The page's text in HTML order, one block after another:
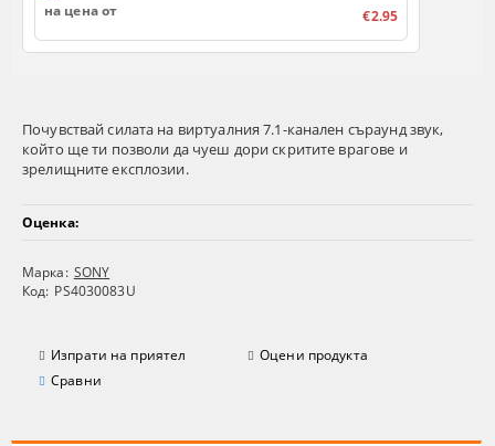
Почувствай силата на виртуалния 7.1-канален съраунд звук,
който ще ти позволи да чуеш дори скритите врагове и
зрелищните експлозии.
Оценка:
Марка: SONY
Код: PS4030083U
Изпрати на приятел
Оцени продукта
Сравни
на цена от €2.95